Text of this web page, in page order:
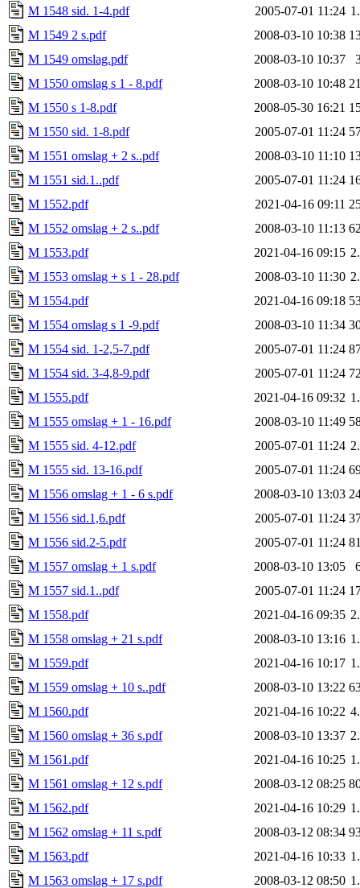
M 1548 sid. 1-4.pdf 2005-07-01 11:24
M 1549 2 s.pdf
2008-03-10 10:38
M 1549 omslag.pdf
2008-03-10 10:37
M 1550 omslag s 1 - 8.pdf
2008-03-10 10:48
M 1550 s 1-8.pdf
2008-05-30 16:21
M 1550 sid. 1-8.pdf
2005-07-01 11:24
M 1551 omslag + 2 s..pdf
2008-03-10 11:10
M 1551 sid.1..pdf
2005-07-01 11:24
M 1552.pdf
2021-04-16 09:11
M 1552 omslag + 2 s..pdf
2008-03-10 11:13
M 1553.pdf
2021-04-16 09:15
M 1553 omslag + s 1 - 28.pdf
2008-03-10 11:30
M 1554.pdf
2021-04-16 09:18
M 1554 omslag s 1 -9.pdf
2008-03-10 11:34
M 1554 sid. 1-2,5-7.pdf
2005-07-01 11:24
M 1554 sid. 3-4,8-9.pdf
2005-07-01 11:24
M 1555.pdf
2021-04-16 09:32
M 1555 omslag + 1 - 16.pdf
2008-03-10 11:49
M 1555 sid. 4-12.pdf
2005-07-01 11:24
M 1555 sid. 13-16.pdf
2005-07-01 11:24
M 1556 omslag + 1 - 6 s.pdf
2008-03-10 13:03
M 1556 sid.1,6.pdf
2005-07-01 11:24
M 1556 sid.2-5.pdf
2005-07-01 11:24
M 1557 omslag + 1 s.pdf
2008-03-10 13:05
M 1557 sid.1..pdf
2005-07-01 11:24
M 1558.pdf
2021-04-16 09:35
M 1558 omslag + 21 s.pdf
2008-03-10 13:16
M 1559.pdf
2021-04-16 10:17
M 1559 omslag + 10 s..pdf
2008-03-10 13:22
M 1560.pdf
2021-04-16 10:22
M 1560 omslag + 36 s.pdf
2008-03-10 13:37
M 1561.pdf
2021-04-16 10:25
M 1561 omslag + 12 s.pdf
2008-03-12 08:25
M 1562.pdf
2021-04-16 10:29
M 1562 omslag + 11 s.pdf
2008-03-12 08:34
M 1563.pdf
2021-04-16 10:33
M 1563 omslag + 17 s.pdf
2008-03-12 08:50